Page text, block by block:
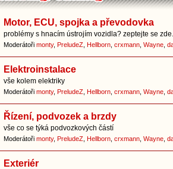
Motor, ECU, spojka a převodovka
problémy s hnacím ústrojím vozidla? zeptejte se
Moderátoři monty, PreludeZ Hellborn crxmann Wayne
Elektroinstalace
vše kolem elektriky
Moderátoři monty, PreludeZ Hellborn crxmann Wayne
Řízení, podvozek a brzdy
vše co se týká podvozkových částí
Moderátoři monty, PreludeZ Hellborn crxmann Wayne
Exteriér